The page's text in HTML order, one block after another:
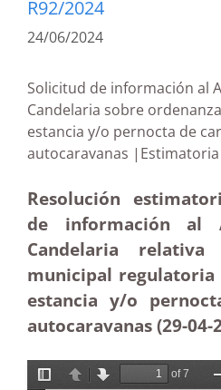
R92/2024
24/06/2024
Solicitud de información al
Candelaria sobre
estancia y/o pernocta de
autocaravanas
Resolución
de información al
Candelaria
municipal
estancia y/o
autocaravanas (29-04-